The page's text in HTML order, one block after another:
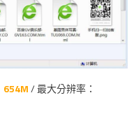
654M/ 最大分辨率：